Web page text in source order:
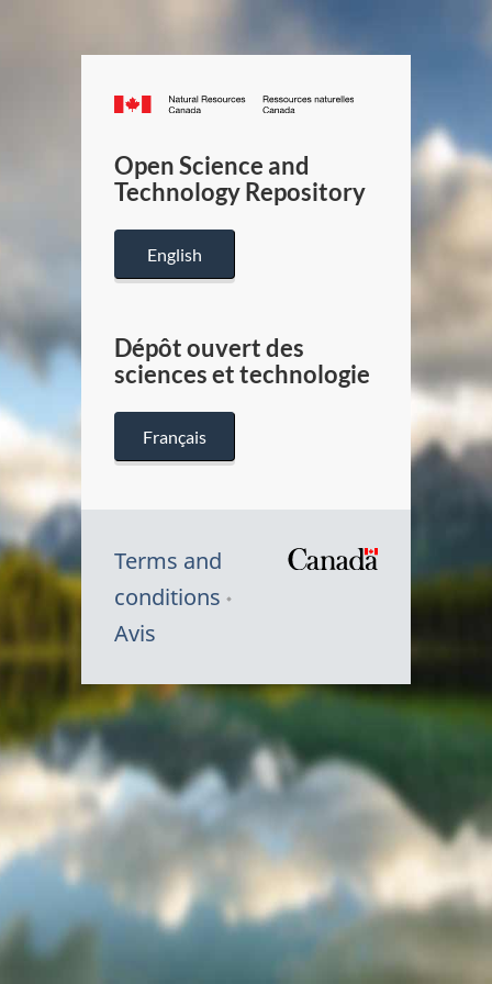
Canada.ca
/
Canada
Open Science and
Technology Repository
English
Dépôt ouvert des
sciences et technologie
Français
Terms and
conditions
Avis
Symbole
du